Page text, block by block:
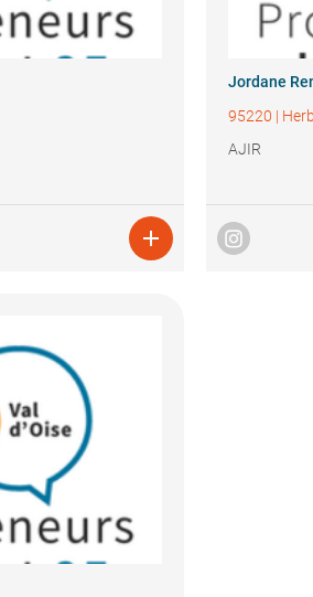

Jordane
95220 |
AJIR